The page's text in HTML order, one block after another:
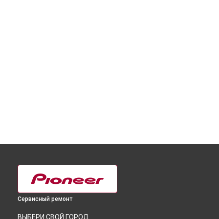
Сервисный ремонт
ВЫБЕРИ СВОЙ ГОРОД